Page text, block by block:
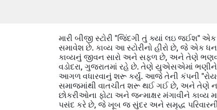
મારી બીજી સ્ટોરી "જિંદગી તું ક્યાં લઇ જઈશ"
સમાવેશ છે. કાવ્ય આ સ્ટોરીનો હીરો છે, જે એક
કાવ્યનું જીવન સારો અને સફળ છે, અને તેણે
વડોદરા, ગુજરાતમાં રહે છે. તેણે યુએસએમાં ભણીને
આગળ વધારવાનું શરૂ કર્યું. આજે તેની કંપની "રોયલ
સમાજમાંથી વાતચીત શરૂ થઈ ગઈ છે, અને તેણે
છોકરીઓના ફોટા અને જન્માક્ષર મંગાવીને કાવ્ય
પસંદ કરે છે, જે ખૂબ જ સુંદર અને સમૃદ્ધ પરિવારની